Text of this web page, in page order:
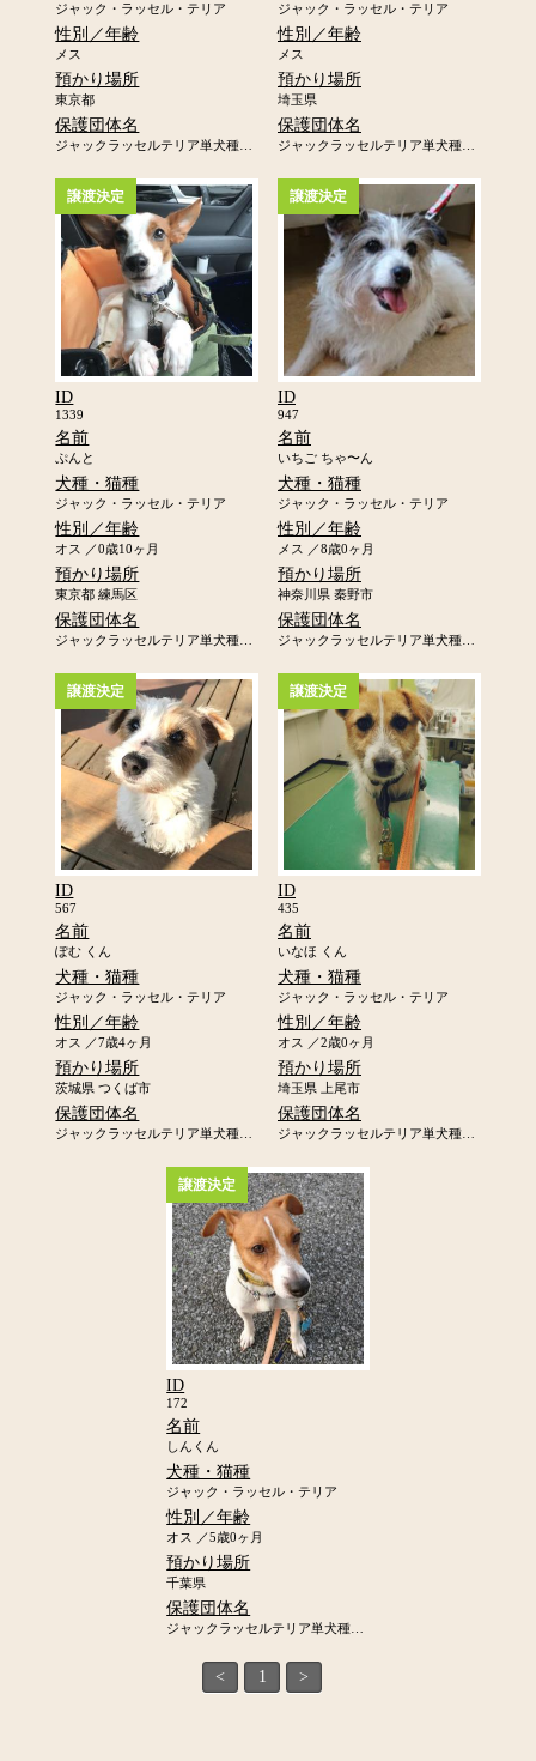
ジャック・ラッセル・テリア
性別／年齢
メス
預かり場所
東京都
保護団体名
ジャック・ラッセル・テリア
性別／年齢
メス
預かり場所
埼玉県
保護団体名
譲渡決定
ID
1339
名前
ぷんと
犬種・猫種
ジャック・ラッセル・テリア
性別／年齢
オス ／0歳10ヶ月
預かり場所
東京都 練馬区
保護団体名
譲渡決定
ID
947
名前
いちご ちゃ〜ん
犬種・猫種
ジャック・ラッセル・テリア
性別／年齢
メス ／8歳0ヶ月
預かり場所
神奈川県 秦野市
保護団体名
譲渡決定
ID
567
名前
ぽむ くん
犬種・猫種
ジャック・ラッセル・テリア
性別／年齢
オス ／7歳4ヶ月
預かり場所
茨城県 つくば市
保護団体名
譲渡決定
ID
435
名前
いなほ くん
犬種・猫種
ジャック・ラッセル・テリア
性別／年齢
オス ／2歳0ヶ月
預かり場所
埼玉県 上尾市
保護団体名
譲渡決定
ID
172
名前
しんくん
犬種・猫種
ジャック・ラッセル・テリア
性別／年齢
オス ／5歳0ヶ月
預かり場所
千葉県
保護団体名
< 1 >